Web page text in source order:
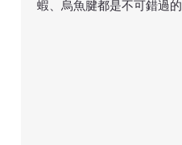
蝦、烏魚腱都是不可錯過的